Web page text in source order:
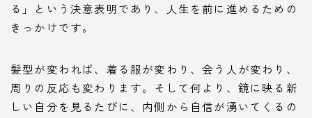
る」という決意表明であり、人生を前に進めるための
きっかけです。
髪型が変われば、着る服が変わり、会う人が変わり、
周りの反応も変わります。そして何より、鏡に映る新
しい自分を見るたびに、内側から自信が湧いてくるの